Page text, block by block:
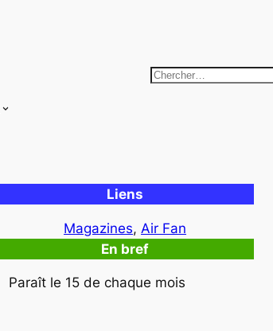
R
r
c
e
r
Liens
Magazines, Air Fan
En bref
Paraît le 15 de chaque mois